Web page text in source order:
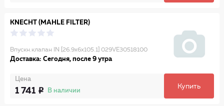
KNECHT (MAHLE FILTER)
Впускн.клапан IN [26.9x6x105.1] 029VE30518100
Доставка: Сегодня, после 9 утра
Цена
1 741 В наличии
Купить